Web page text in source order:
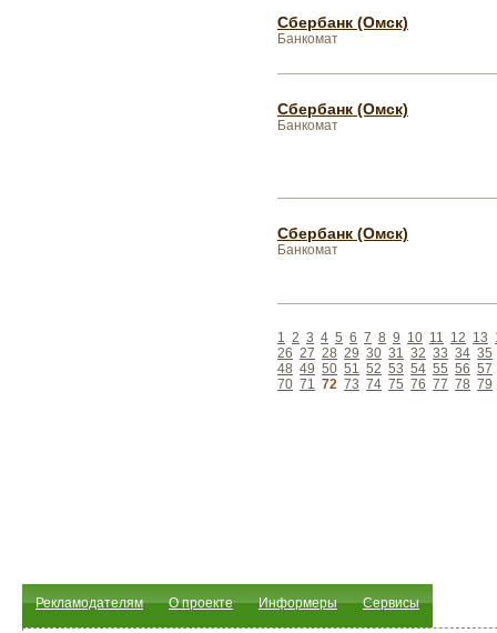
Сбербанк (Омск)
Банкомат
Сбербанк (Омск)
Банкомат
Сбербанк (Омск)
Банкомат
1 2 3 4 5 6 7 8 9 10 11 12 13
26 27 28 29 30 31 32 33 34 35
48 49 50 51 52 53 54 55 56 57
70 71 72 73 74 75 76 77 78 79
Рекламодателям О проекте Информеры Сервисы